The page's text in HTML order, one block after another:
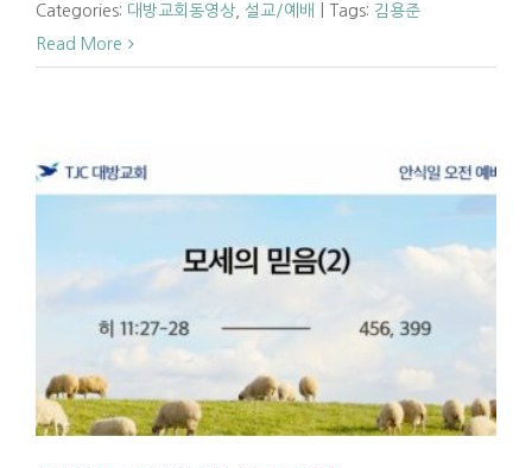
Categories: 대방교회동영상 설교/예배 Tags: 김용준
Read More